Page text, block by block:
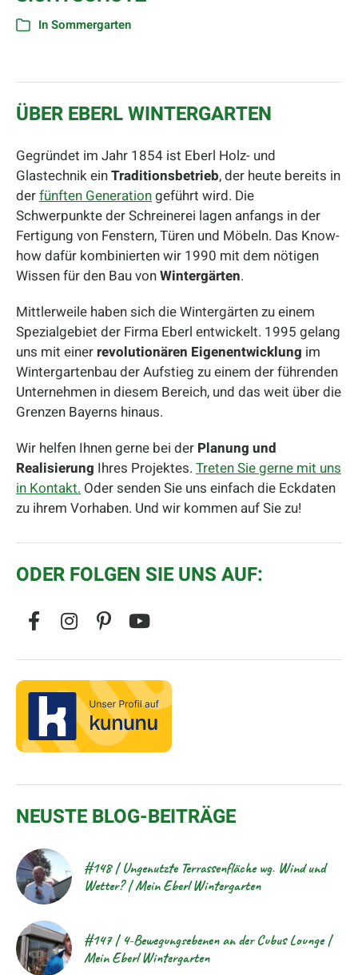
InSommergarten
ÜBER EBERL WINTERGARTEN
Gegründet im Jahr 1854 ist Eberl Holz- und
Glastechnik einTraditionsbetrieb, der heute bereits in
derfünften Generationgeführt wird. Die
Schwerpunkte der Schreinerei lagen anfangs in der
Fertigung von Fenstern, Türen und Möbeln. Das Know-
how dafür kombinierten wir 1990 mit dem nötigen
Wissen für den Bau vonWintergärten.
Mittlerweile haben sich die Wintergärten zu einem
Spezialgebiet der Firma Eberl entwickelt. 1995 gelang
uns mit einer revolutionären Eigenentwicklung im
Wintergartenbau der Aufstieg zu einem der führenden
Unternehmen in diesem Bereich, und das weit über die
Grenzen Bayerns hinaus.
Wir helfen Ihnen gerne bei der Planung und
Realisierung Ihres Projektes. Treten Sie gerne mit uns
in Kontakt. Oder senden Sie uns einfach die Eckdaten
zu ihrem Vorhaben. Und wir kommen auf Sie zu!
ODER FOLGEN SIE UNS AUF:
NEUSTE BLOG-BEITRÄGE
#148 | Ungenutzte Terrassenfläche wg. Wind und
Wetter? | Mein Eberl Wintergarten
#147 | 4-Bewegungsebenen an der Cubus Lounge |
Mein Eberl Wintergarten